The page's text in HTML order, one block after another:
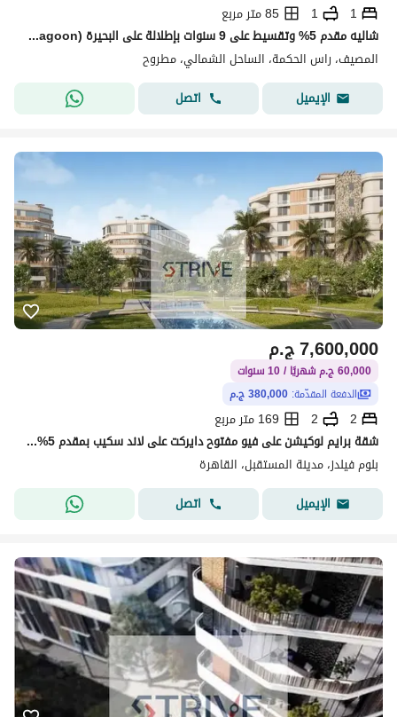
1
1
85 متر مربع
شاليه مقدم 5% وتقسيط على 9 سنوات بإطلالة على البحيرة (Lagoon) في مشروع "المصيف" (El Masyaf) بمنطقة رأس الحكمة
المصيف، راس الحكمة، الساحل الشمالي، مطروح
الإيميل
اتصل
ج.م7,600,000
60,000 ج.م شهريًا / 10 سنوات
الدفعة المقدّمة: 380,000 ج.م
2
2
169 متر مربع
شقة برايم لوكيشن على فيو مفتوح دايركت على لاند سكيب بمقدم 5% و المتبقي اقساط على 10 سنوات في كمبوند "بلوم فيلدز" (Bloom Fields)
بلوم فيلدز، مدينة المستقبل، القاهرة
الإيميل
اتصل